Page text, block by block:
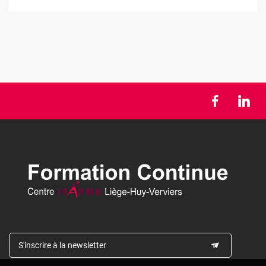
S'inscrire à la newsletter